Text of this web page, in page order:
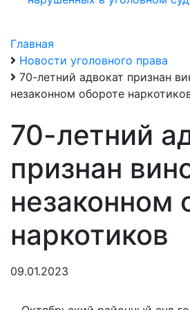
Главная
Новости уголовного права
70-летний адвокат признан
незаконном обороте
70-летний
признан
незаконном
наркотиков
09.01.2023